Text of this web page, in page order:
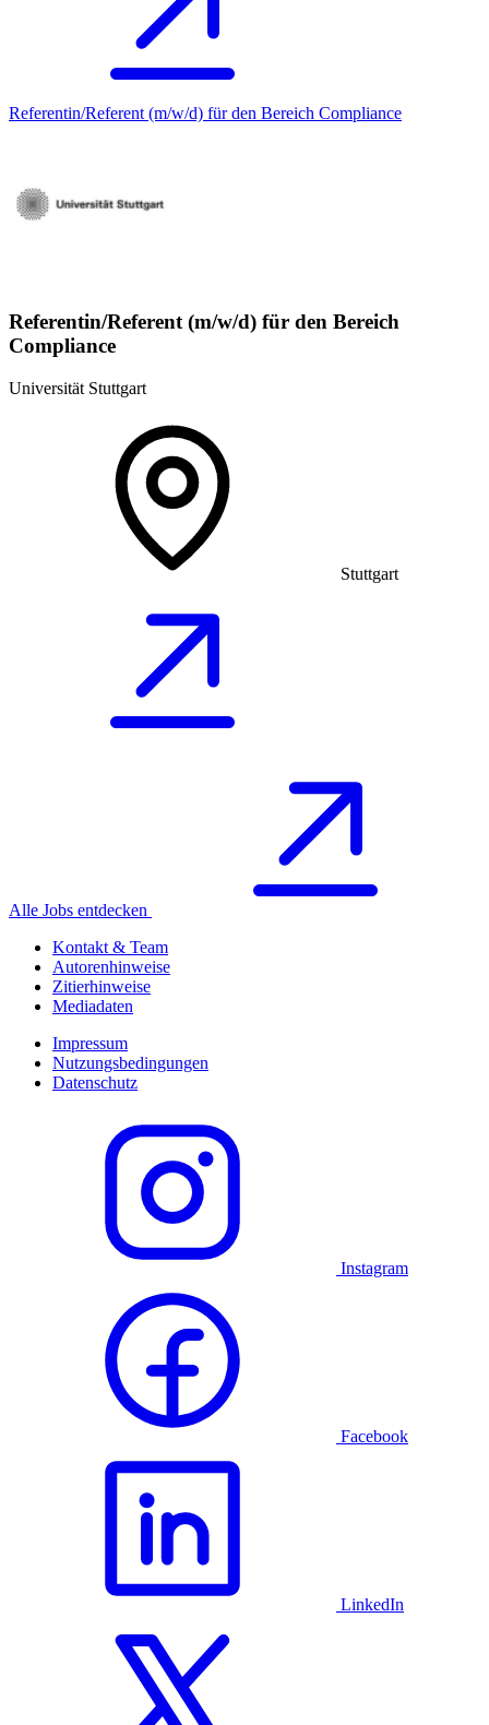
Referentin/Referent (m/w/d) für den Bereich Compliance
Referentin/Referent (m/w/d) für den Bereich
Compliance
Universität Stuttgart
Stuttgart
Alle Jobs entdecken
Kontakt & Team
Autorenhinweise
Zitierhinweise
Mediadaten
Impressum
Nutzungsbedingungen
Datenschutz
Instagram
Facebook
LinkedIn